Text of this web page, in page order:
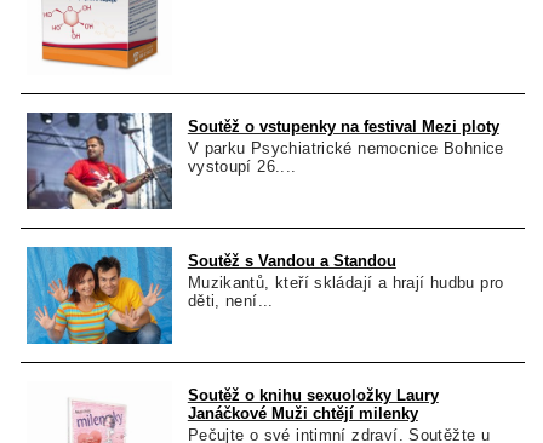
Soutěž o vstupenky na festival Mezi ploty
V parku Psychiatrické nemocnice Bohnice
vystoupí 26....
Soutěž s Vandou a Standou
Muzikantů, kteří skládají a hrají hudbu pro
děti, není...
Soutěž o knihu sexuoložky Laury
Janáčkové Muži chtějí milenky
Pečujte o své intimní zdraví. Soutěžte u